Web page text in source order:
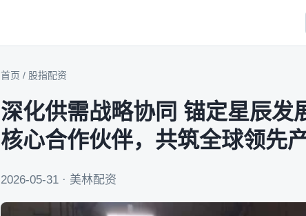
首页 / 股指配资
深化供需战略协同 锚定星辰发
核心合作伙伴，共筑全球领先
2026-05-31 · 美林配资